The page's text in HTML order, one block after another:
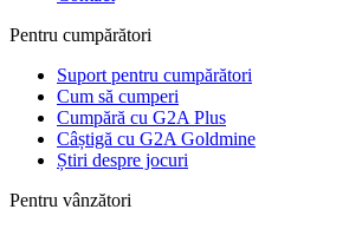
Pentru cumpărători
Suport pentru cumpărători
Cum să cumperi
Cumpără cu G2A Plus
Câștigă cu G2A Goldmine
Știri despre jocuri
Pentru vânzători